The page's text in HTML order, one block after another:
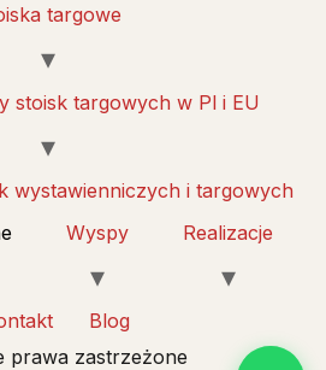
targowe
stoisk targowych w Pl i EU
wystawienniczych i targowych
Wyspy Realizacje
Blog
prawa zastrzeżone